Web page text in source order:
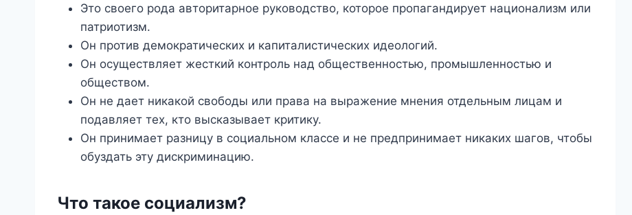
Это своего рода авторитарное руководство, которое пропагандирует национализм или
патриотизм.
Он против демократических и капиталистических идеологий.
Он осуществляет жесткий контроль над общественностью, промышленностью и
обществом.
Он не дает никакой свободы или права на выражение мнения отдельным лицам и
подавляет тех, кто высказывает критику.
Он принимает разницу в социальном классе и не предпринимает никаких шагов, чтобы
обуздать эту дискриминацию.
Что такое социализм?